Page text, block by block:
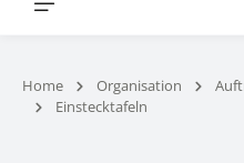
Home Organisation
Einstecktafeln